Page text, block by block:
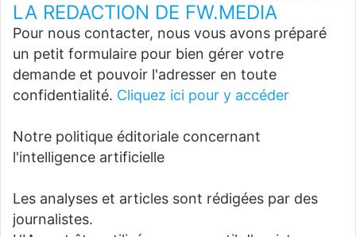
LA REDACTION DE FW.MEDIA
Pour nous contacter, nous vous avons préparé
un petit formulaire pour bien gérer votre
demande et pouvoir l'adresser en toute
confidentialité. Cliquez ici pour y accéder
Notre politique éditoriale concernant
l'intelligence artificielle
Les analyses et articles sont rédigées par des
journalistes.